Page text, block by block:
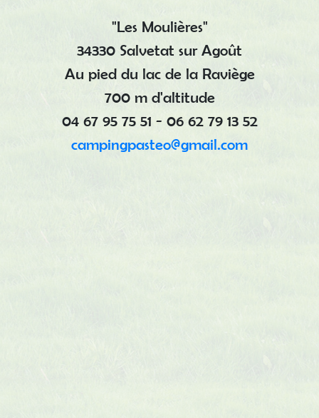
"Les Moulières"
34330 Salvetat sur Agoût
Au pied du lac de la Raviège
700 m d'altitude
04 67 95 75 51 - 06 62 79 13 52
campingpasteo@gmail.com